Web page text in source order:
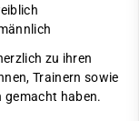
zu ihren
Trainern sowie
gemacht haben.